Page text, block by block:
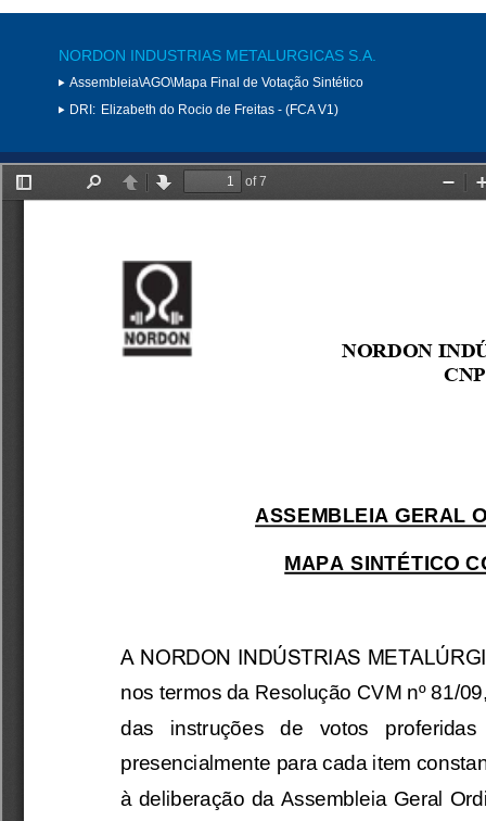
NORDON INDUSTRIAS METALURGICAS S.A.
Assembleia\AGO\Mapa Final de Votação Sintético
DRI: Elizabeth do Rocio de Freitas - (FCA V1)